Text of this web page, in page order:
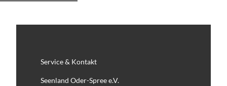
Service & Kontakt
Seenland Oder-Spree e.V.